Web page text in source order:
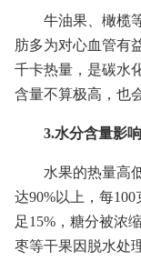
牛油果、橄榄
肪多为对心血管有
千卡热量，是碳水
含量不算极高，也
3.水分含量影响
水果的热量高
达90%以上，每
足15%，糖分被浓
枣等干果因脱水处